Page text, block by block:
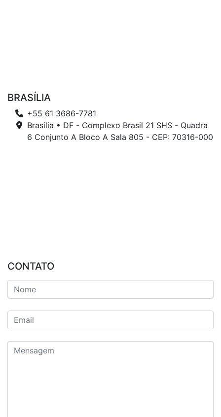
BRASÍLIA
+55 61 3686-7781
Brasília • DF - Complexo Brasil 21 SHS - Quadra
6 Conjunto A Bloco A Sala 805 - CEP: 70316-000
CONTATO